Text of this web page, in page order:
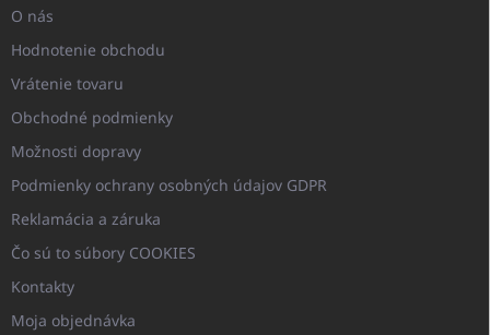
O nás
Hodnotenie obchodu
Vrátenie tovaru
Obchodné podmienky
Možnosti dopravy
Podmienky ochrany osobných údajov GDPR
Reklamácia a záruka
Čo sú to súbory COOKIES
Kontakty
Moja objednávka